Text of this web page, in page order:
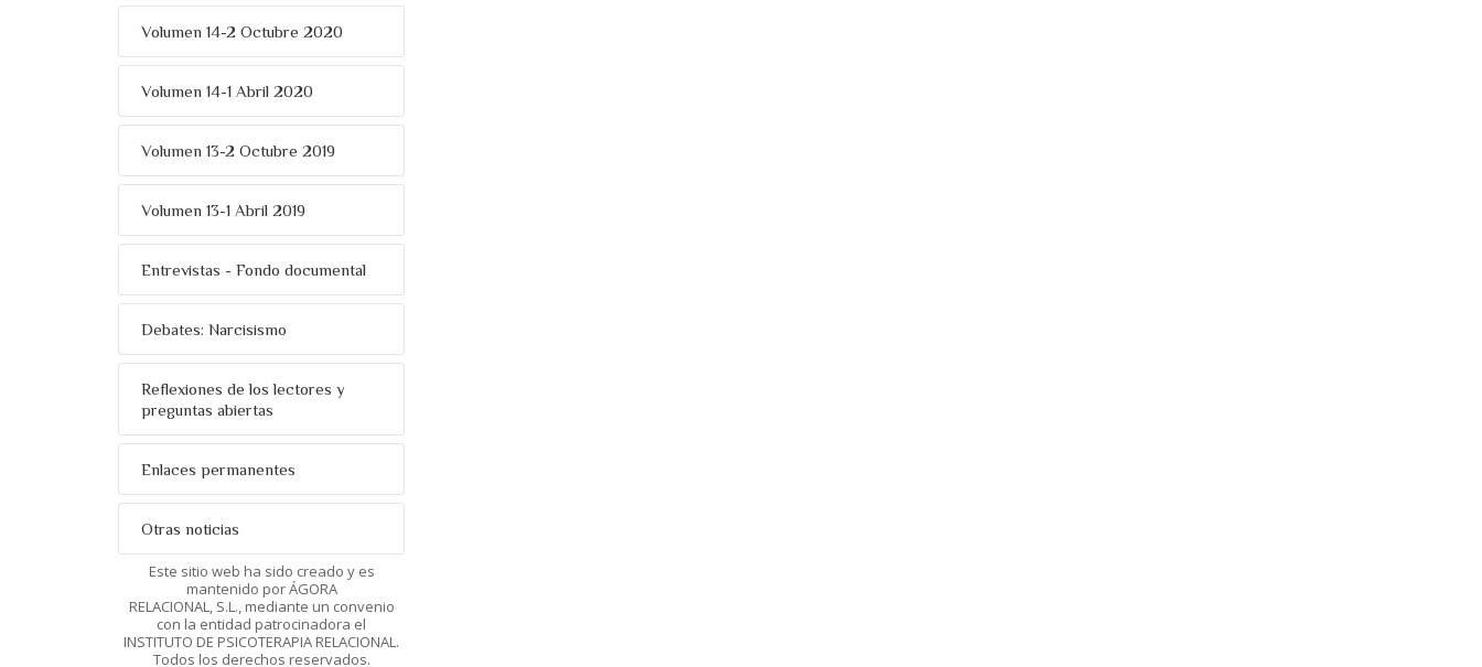
Volumen 14-2 Octubre 2020
Volumen 14-1 Abril 2020
Volumen 13-2 Octubre 2019
Volumen 13-1 Abril 2019
Entrevistas - Fondo documental
Debates: Narcisismo
Reflexiones de los lectores y
preguntas abiertas
Enlaces permanentes
Otras noticias
Este sitio web ha sido creado y es
mantenido por ÁGORA
RELACIONAL, S.L., mediante un convenio
con la entidad patrocinadora el
INSTITUTO DE PSICOTERAPIA RELACIONAL.
Todos los derechos reservados.